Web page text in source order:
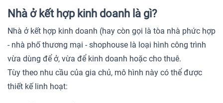
Nhà ở kết hợp kinh doanh là gì?
Nhà ở kết hợp kinh doanh (hay còn gọi là tòa nhà phức hợp
- nhà phố thương mại - shophouse là loại hình công trình
vừa dùng để ở, vừa để kinh doanh hoặc cho thuê.
Tùy theo nhu cầu của gia chủ, mô hình này có thể được
thiết kế linh hoạt: